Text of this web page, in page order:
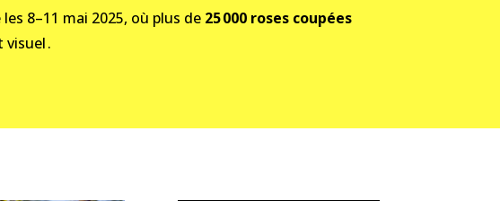
8–11 mai 2025, où plus de 25 000 roses coupées
.